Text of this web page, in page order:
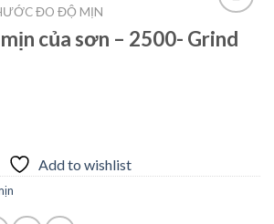
ĐO ĐỘ MỊN
của sơn – 2500- Grind
Add to wishlist